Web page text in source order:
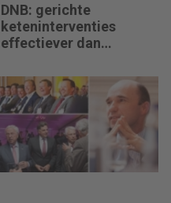
DNB: gerichte
keteninterventies
effectiever dan
inflatieschokken